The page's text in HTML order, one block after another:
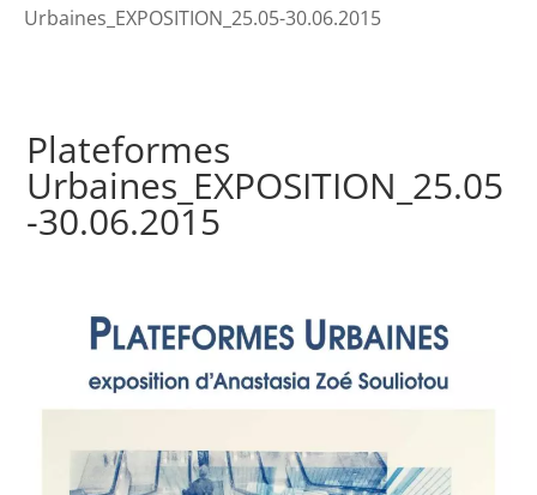
Urbaines_EXPOSITION_25.05-30.06.2015
Plateformes
Urbaines_EXPOSITION_25.05
-30.06.2015